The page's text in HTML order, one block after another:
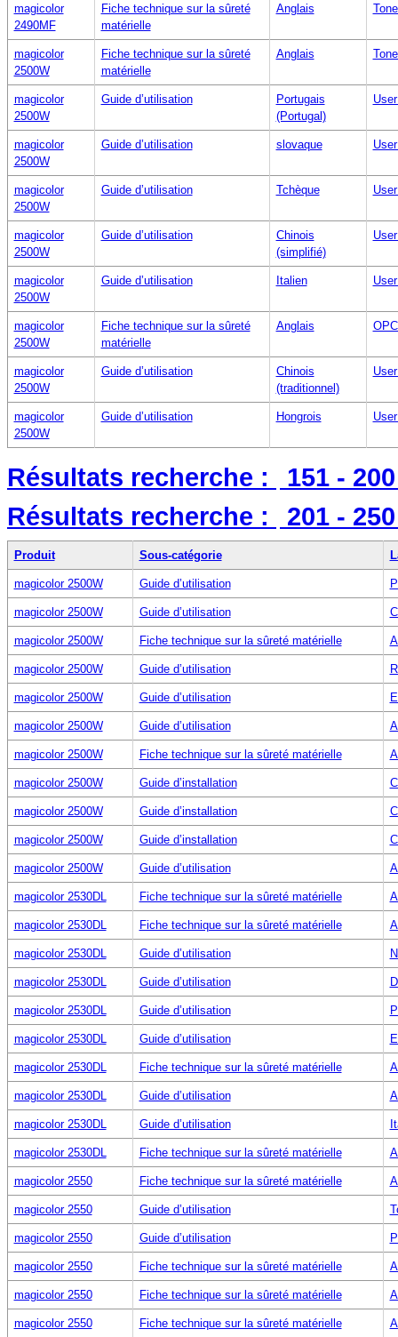
magicolor
2490MF
Fiche technique sur la sûreté
matérielle
Anglais
magicolor
2500W
Fiche technique sur la sûreté
matérielle
Anglais
magicolor
2500W
Guide d’utilisation
Portugais
(Portugal)
magicolor
2500W
Guide d’utilisation slovaque
magicolor
2500W
Guide d’utilisation Tchèque
magicolor
2500W
Guide d’utilisation
Chinois
(simplifié)
magicolor
2500W
Guide d’utilisation Italien
magicolor
2500W
Fiche technique sur la sûreté
matérielle
Anglais
magicolor
2500W
Guide d’utilisation
Chinois
(traditionnel)
magicolor
2500W
Guide d’utilisation Hongrois
Résultats recherche :
151 -
Résultats recherche :
201 -
Produit Sous-catégorie
magicolor 2500W Guide d’utilisation
magicolor 2500W Guide d’utilisation
magicolor 2500W Fiche technique sur la sûreté matérielle
magicolor 2500W Guide d’utilisation
magicolor 2500W Guide d’utilisation
magicolor 2500W Guide d’utilisation
magicolor 2500W Fiche technique sur la sûreté matérielle
magicolor 2500W Guide d’installation
magicolor 2500W Guide d’installation
magicolor 2500W Guide d’installation
magicolor 2500W Guide d’utilisation
magicolor 2530DL Fiche technique sur la sûreté matérielle
magicolor 2530DL Fiche technique sur la sûreté matérielle
magicolor 2530DL Guide d’utilisation
magicolor 2530DL Guide d’utilisation
magicolor 2530DL Guide d’utilisation
magicolor 2530DL Guide d’utilisation
magicolor 2530DL Fiche technique sur la sûreté matérielle
magicolor 2530DL Guide d’utilisation
magicolor 2530DL Guide d’utilisation
magicolor 2530DL Fiche technique sur la sûreté matérielle
magicolor 2550 Fiche technique sur la sûreté matérielle
magicolor 2550 Guide d’utilisation
magicolor 2550 Guide d’utilisation
magicolor 2550 Fiche technique sur la sûreté matérielle
magicolor 2550 Fiche technique sur la sûreté matérielle
magicolor 2550 Fiche technique sur la sûreté matérielle